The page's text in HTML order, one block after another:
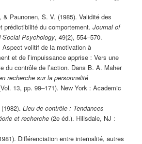
Paunonen, S. V. (1985). Validité des
prédictibilité du comportement. Journal of
Social Psychology, 49(2), 554–570.
Aspect volitif de la motivation à
et de l’impuissance apprise : Vers une
du contrôle de l’action. Dans B. A. Maher
recherche sur la personnalité
13, pp. 99–171). New York : Academic
Lieu de contrôle : Tendances
et recherche(2e éd.). Hillsdale, NJ :
Différenciation entre internalité, autres